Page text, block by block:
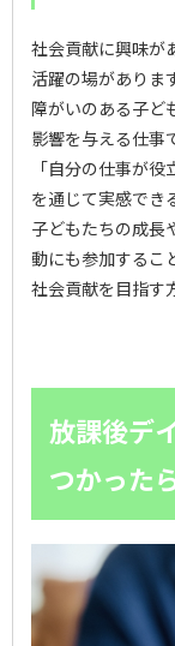
社会貢献に興味が
活躍の場がありま
障がいのある子ど
影響を与える仕事
「自分の仕事が
を通じて実感でき
子どもたちの成長
動にも参加するこ
社会貢献を目指す
放課後デ
つかった